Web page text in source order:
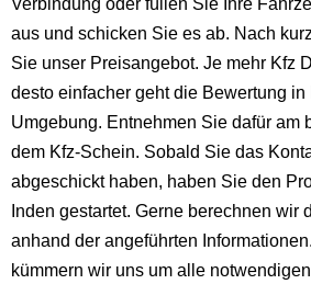
aus und schicken Sie es ab. Nach
Sie unser Preisangebot. Je mehr Kfz
desto einfacher geht die Bewertung in
Umgebung. Entnehmen Sie dafür am
dem Kfz-Schein. Sobald Sie das
abgeschickt haben, haben Sie den
Inden gestartet. Gerne berechnen wir
anhand der angeführten
kümmern wir uns um alle